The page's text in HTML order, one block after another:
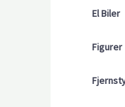
El Biler
Figurer